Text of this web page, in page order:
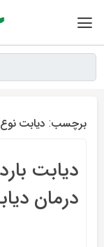
برچسب: دیابت نوع 2
دیابت
درمان